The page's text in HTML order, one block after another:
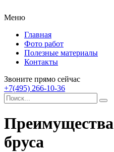
Меню
Главная
Фото работ
Полезные материалы
Контакты
Звоните прямо сейчас
+7(495) 266-10-36
бруса